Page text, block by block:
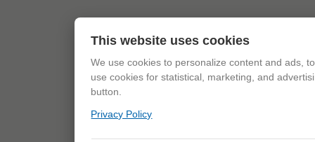
This website uses cookies
We use cookies to personalize content and ads,
use cookies for statistical, marketing, and
button.
Privacy Policy